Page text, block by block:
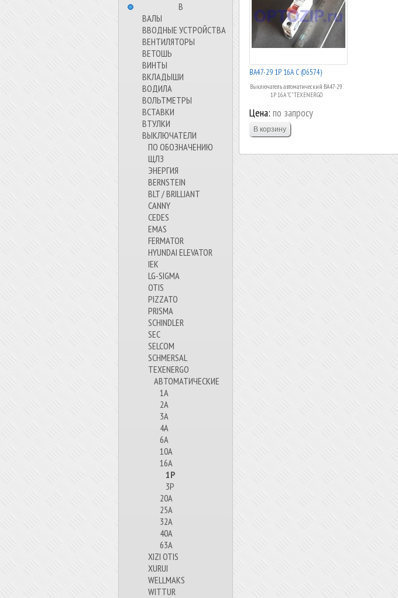
⠀⠀⠀⠀⠀⠀В⠀⠀⠀⠀⠀⠀⠀
ВАЛЫ
ВВОДНЫЕ УСТРОЙСТВА
ВЕНТИЛЯТОРЫ
ВЕТОШЬ
ВИНТЫ
ВКЛАДЫШИ
ВОДИЛА
ВОЛЬТМЕТРЫ
ВСТАВКИ
ВТУЛКИ
ВЫКЛЮЧАТЕЛИ
ПО ОБОЗНАЧЕНИЮ
ЩЛЗ
ЭНЕРГИЯ
BERNSTEIN
BLT / BRILLIANT
CANNY
CEDES
EMAS
FERMATOR
HYUNDAI ELEVATOR
IEK
LG-SIGMA
OTIS
PIZZATO
PRISMA
SCHINDLER
SEC
SELCOM
SCHMERSAL
TEXENERGO
АВТОМАТИЧЕСКИЕ
1А
2А
3А
4А
6А
10А
16А
1P
3P
20А
25А
32А
40А
63А
XIZI OTIS
XURUI
WELLMAKS
WITTUR
ВА47-29 1Р 16А C (06574)
Выключатель автоматический ВА47-29
1Р 16А "C" TEXENERGO
Цена: по запросу